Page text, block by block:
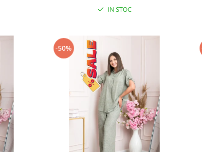
IN STOC
-50%